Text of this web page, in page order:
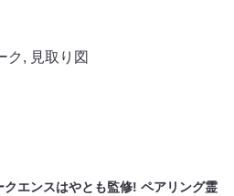
ク , 見取り図
クエンスはやとも監修! ペアリング霊